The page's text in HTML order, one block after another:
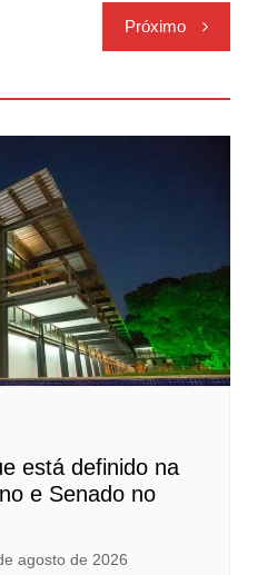
Próximo
está definido na
e Senado no
agosto de 2026